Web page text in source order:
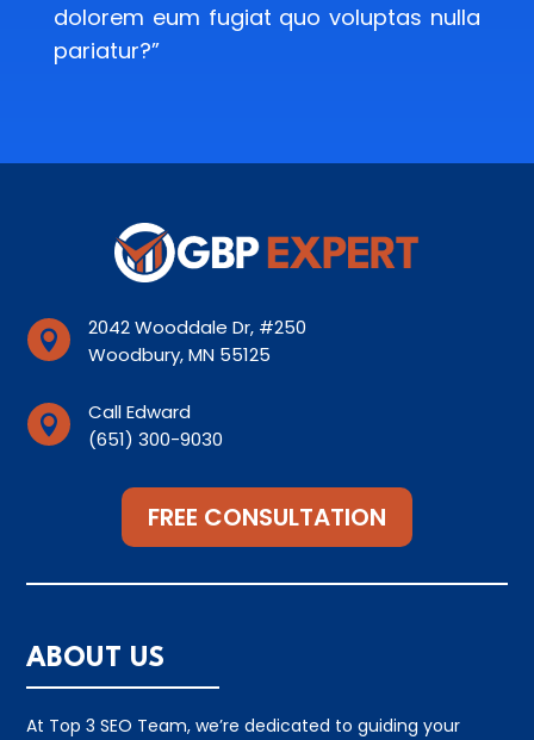
dolorem eum fugiat quo voluptas nulla
pariatur?”

2042 Wooddale Dr, #250
Woodbury, MN 55125

Call Edward
(651) 300-9030
FREE CONSULTATION
ABOUT US
At Top 3 SEO Team, we’re dedicated to guiding your